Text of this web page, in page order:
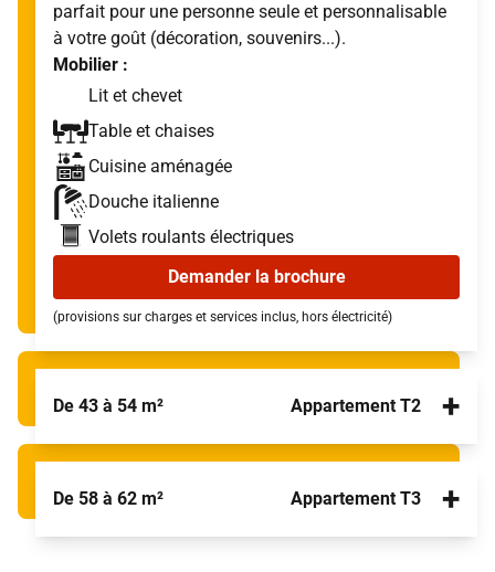
parfait pour une personne seule et personnalisable
à votre goût (décoration, souvenirs...).
Mobilier :
Lit et chevet
Table et chaises
Cuisine aménagée
Douche italienne
Volets roulants électriques
Demander la brochure
(provisions sur charges et services inclus, hors électricité)
De 43 à 54 m² Appartement T2 +
De 58 à 62 m² Appartement T3 +